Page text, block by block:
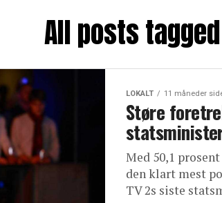
All posts
LOKALT 11 måneder
Støre
Med 50,1
den klart mest
TV 2s siste